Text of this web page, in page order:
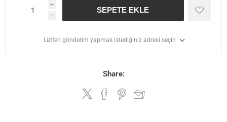
i
h
SEPETE EKLE
Lütfen gönderim yapmak istediğiniz adresi seçin
Share: